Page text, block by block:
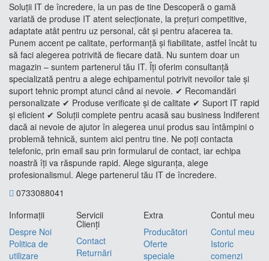
Soluții IT de încredere, la un pas de tine Descoperă o gamă
variată de produse IT atent selecționate, la prețuri competitive,
adaptate atât pentru uz personal, cât și pentru afacerea ta.
Punem accent pe calitate, performanță și fiabilitate, astfel încât tu
să faci alegerea potrivită de fiecare dată. Nu suntem doar un
magazin – suntem partenerul tău IT. Îți oferim consultanță
specializată pentru a alege echipamentul potrivit nevoilor tale și
suport tehnic prompt atunci când ai nevoie. ✔ Recomandări
personalizate ✔ Produse verificate și de calitate ✔ Suport IT rapid
și eficient ✔ Soluții complete pentru acasă sau business Indiferent
dacă ai nevoie de ajutor în alegerea unui produs sau întâmpini o
problemă tehnică, suntem aici pentru tine. Ne poți contacta
telefonic, prin email sau prin formularul de contact, iar echipa
noastră îți va răspunde rapid. Alege siguranța, alege
profesionalismul. Alege partenerul tău IT de încredere.
0733088041
Informaţii
Despre Noi
Politica de
utilizare
Servicii
Clienţi
Contact
Returnări
Extra
Producători
Oferte
speciale
Contul meu
Contul meu
Istoric
comenzi